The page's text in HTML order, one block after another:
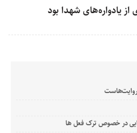
یادواره‌های شهدا بود
روایت‌هاست